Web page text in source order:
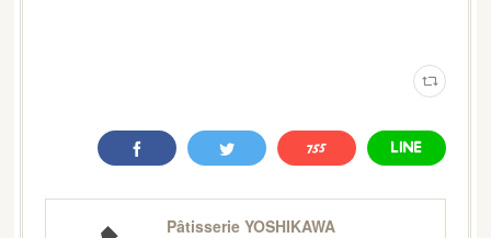
Pâtisserie YOSHIKAWA